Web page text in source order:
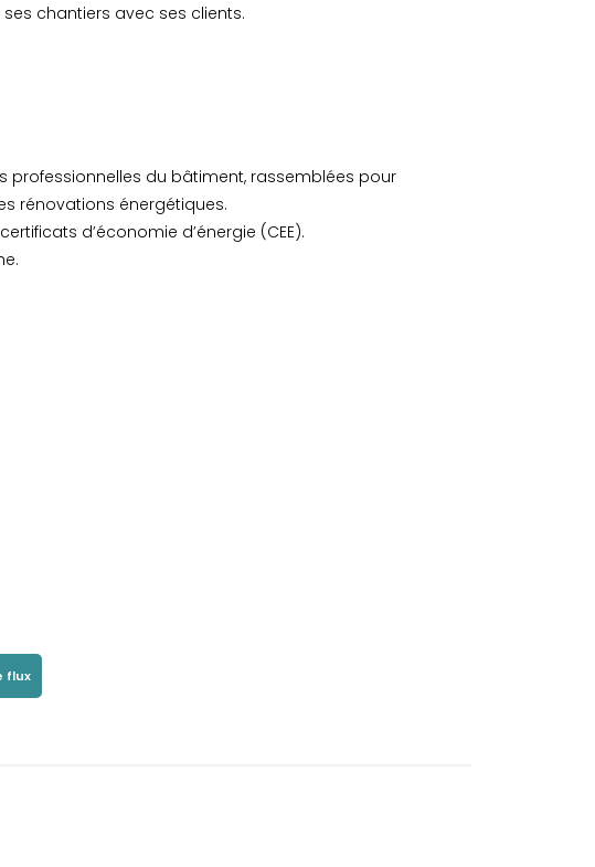
ses chantiers avec ses clients.
professionnelles du bâtiment, rassemblées pour
rénovations énergétiques.
d’économie d’énergie (CEE).
flux